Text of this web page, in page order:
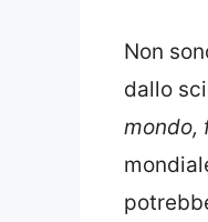
Non
dallo
mondo,